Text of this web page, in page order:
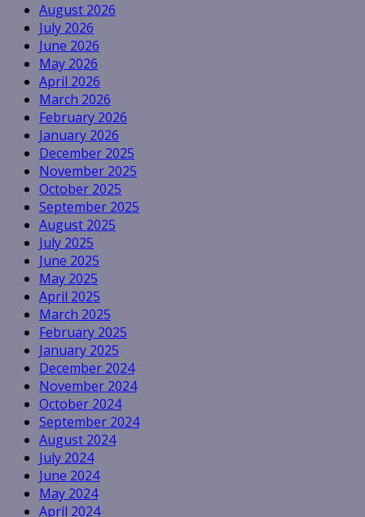
August 2026
July 2026
June 2026
May 2026
April 2026
March 2026
February 2026
January 2026
December 2025
November 2025
October 2025
September 2025
August 2025
July 2025
June 2025
May 2025
April 2025
March 2025
February 2025
January 2025
December 2024
November 2024
October 2024
September 2024
August 2024
July 2024
June 2024
May 2024
April 2024